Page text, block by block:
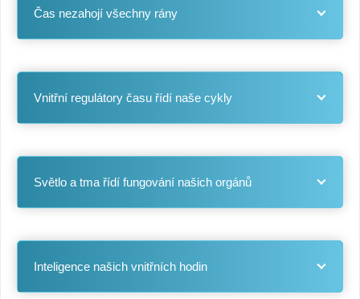
Čas nezahojí všechny rány
Vnitřní regulátory času řídí naše cykly
Světlo a tma řídí fungování našich orgánů
Inteligence našich vnitřních hodin